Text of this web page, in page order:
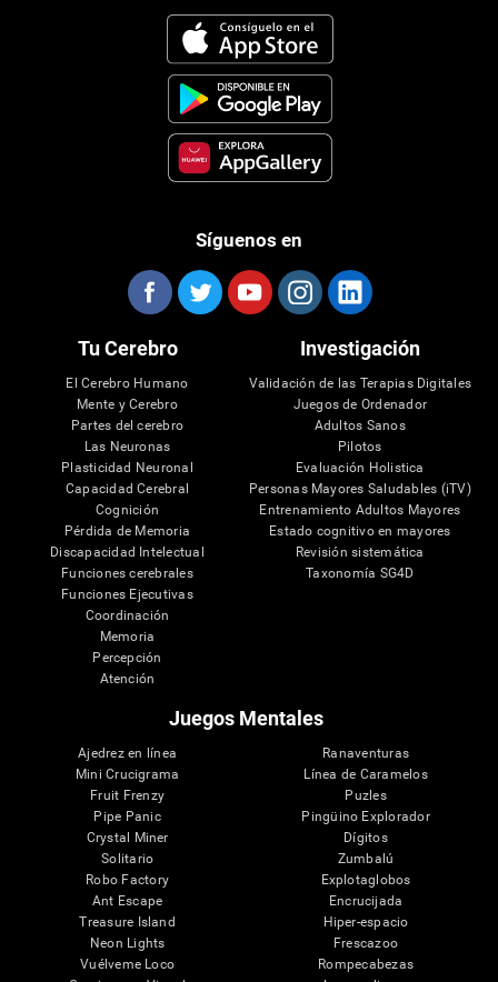
Síguenos en
Tu Cerebro
El Cerebro Humano
Mente y Cerebro
Partes del cerebro
Las Neuronas
Plasticidad Neuronal
Capacidad Cerebral
Cognición
Pérdida de Memoria
Discapacidad Intelectual
Funciones cerebrales
Funciones Ejecutivas
Coordinación
Memoria
Percepción
Atención
Investigación
Validación de las Terapias Digitales
Juegos de Ordenador
Adultos Sanos
Pilotos
Evaluación Holistica
Personas Mayores Saludables (iTV)
Entrenamiento Adultos Mayores
Estado cognitivo en mayores
Revisión sistemática
Taxonomía SG4D
Juegos Mentales
Ajedrez en línea
Mini Crucigrama
Fruit Frenzy
Pipe Panic
Crystal Miner
Solitario
Robo Factory
Ant Escape
Treasure Island
Neon Lights
Vuélveme Loco
Ranaventuras
Línea de Caramelos
Puzles
Pingüino Explorador
Dígitos
Zumbalú
Explotaglobos
Encrucijada
Hiper-espacio
Frescazoo
Rompecabezas